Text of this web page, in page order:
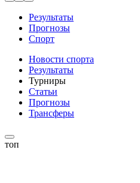
Результаты
Прогнозы
Спорт
Новости спорта
Результаты
Турниры
Статьи
Прогнозы
Трансферы
топ